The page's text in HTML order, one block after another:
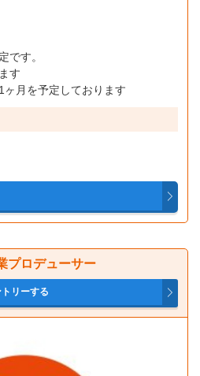
です。
す
月を予定しております
プロデューサー